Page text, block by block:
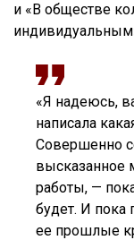
и «В обществе
«Я надеюсь,
написала
Совершенно
высказанное
работы, —
будет. И пока
ее прошлые